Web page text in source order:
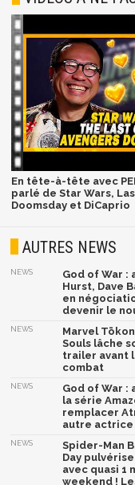
En tête-à-tête avec
parlé de Star Wars,
Doomsday et DiCaprio
AUTRES NEWS
NEWS
God of War :
Hurst, Dave
en
devenir le
NEWS
Marvel
Souls lâche
trailer avant
combat
NEWS
God of War :
la série
remplacer
autre actrice
NEWS
Spider-Man
Day
avec quasi 1
weekend !